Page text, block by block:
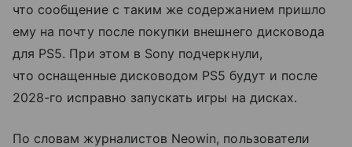
что сообщение с таким же содержанием пришло
ему на почту после покупки внешнего дисковода
для PS5. При этом в Sony подчеркнули,
что оснащенные дисководом PS5 будут и после
2028-го исправно запускать игры на дисках.
По словам журналистов Neowin, пользователи